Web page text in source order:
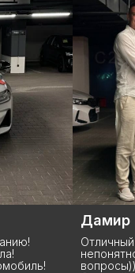
Дамир
Отличный
непонятно -
вопросы))